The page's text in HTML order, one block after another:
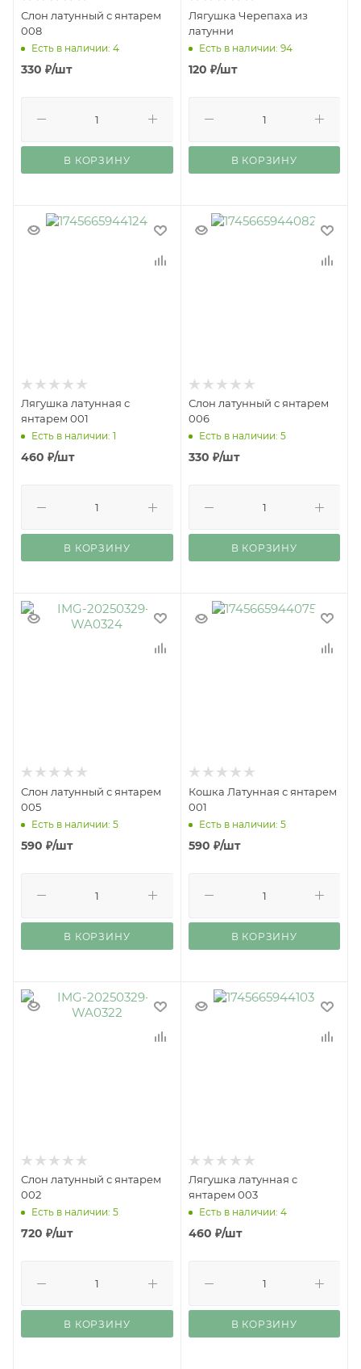
Слон латунный с янтарем
008
Есть в наличии: 4
330 ₽/шт
В КОРЗИНУ
Лягушка Черепаха из
латунни
Есть в наличии: 94
120 ₽/шт
В КОРЗИНУ
Лягушка латунная с
янтарем 001
Есть в наличии: 1
460 ₽/шт
В КОРЗИНУ
Слон латунный с янтарем
006
Есть в наличии: 5
330 ₽/шт
В КОРЗИНУ
Слон латунный с янтарем
005
Есть в наличии: 5
590 ₽/шт
В КОРЗИНУ
Кошка Латунная с янтарем
001
Есть в наличии: 5
590 ₽/шт
В КОРЗИНУ
Слон латунный с янтарем
002
Есть в наличии: 5
720 ₽/шт
В КОРЗИНУ
Лягушка латунная с
янтарем 003
Есть в наличии: 4
460 ₽/шт
В КОРЗИНУ